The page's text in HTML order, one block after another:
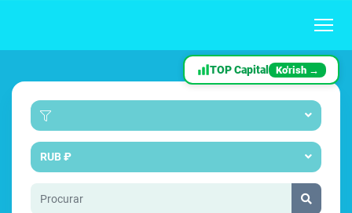
RUB ₽
TOP Capital Ko'rish →